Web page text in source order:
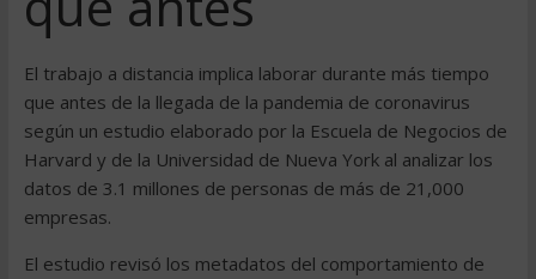
El trabajo a distancia implica laborar durante más tiempo
que antes de la llegada de la pandemia de coronavirus
según un estudio elaborado por la Escuela de Negocios de
Harvard y de la Universidad de Nueva York al analizar los
datos de 3.1 millones de personas de más de 21,000
empresas.
El estudio revisó los metadatos del comportamiento de